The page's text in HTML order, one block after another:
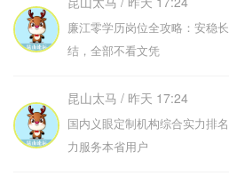
廉江零学历岗位全攻略：安稳
结，全部不看文凭
昆山太马 / 昨天 17:24
国内义眼定制机构综合实力排
力服务本省用户